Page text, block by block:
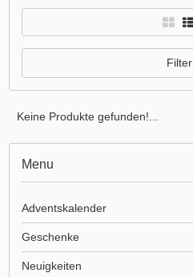
Filter
Keine Produkte gefunden!...
Menu
Adventskalender
Geschenke
Neuigkeiten